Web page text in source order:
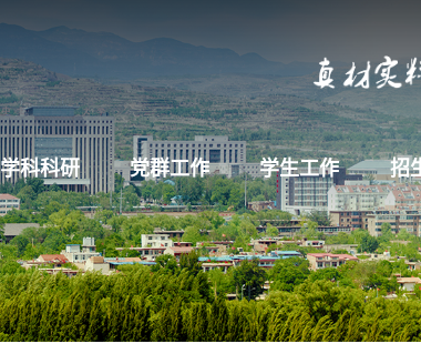
学科科研 党群工作 学生工作 招